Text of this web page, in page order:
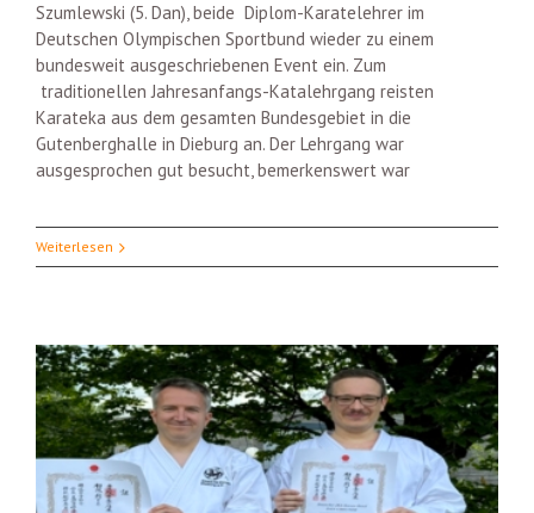
Szumlewski (5. Dan), beide Diplom-Karatelehrer im
Deutschen Olympischen Sportbund wieder zu einem
bundesweit ausgeschriebenen Event ein. Zum
traditionellen Jahresanfangs-Katalehrgang reisten
Karateka aus dem gesamten Bundesgebiet in die
Gutenberghalle in Dieburg an. Der Lehrgang war
ausgesprochen gut besucht, bemerkenswert war
Weiterlesen